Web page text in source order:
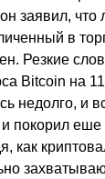
заявил, что
в
Резкие
Bitcoin на
недолго, и
покорил еше
как